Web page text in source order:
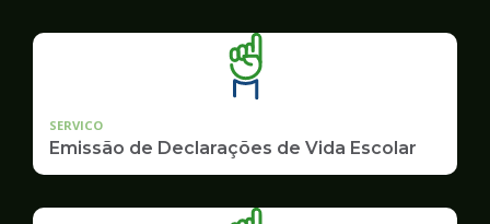
SERVICO
Emissão de Declarações de Vida Escolar